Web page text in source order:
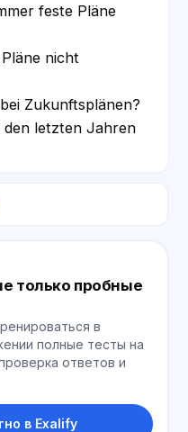
feste Pläne
nicht
Zukunftsplänen?
den letzten Jahren
только пробные
в
полные тесты на
ответов и
в Exalify